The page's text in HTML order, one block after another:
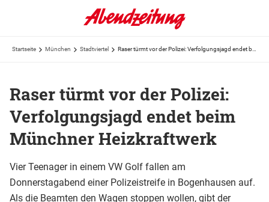
Startseite München Stadtviertel
Raser türmt vor der Polizei:
Verfolgungsjagd endet beim
Münchner Heizkraftwerk
Vier Teenager in einem VW Golf fallen am
Donnerstagabend einer Polizeistreife in Bogenhausen auf.
Als die Beamten den Wagen stoppen wollen, gibt der